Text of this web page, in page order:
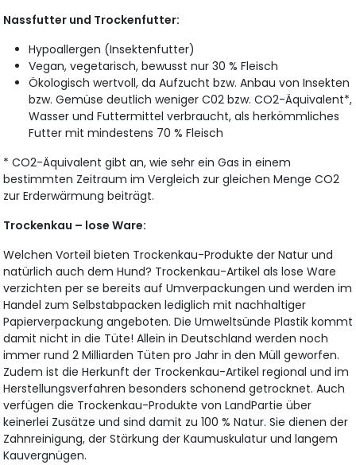
Nassfutter und Trockenfutter:
Hypoallergen (Insektenfutter)
Vegan, vegetarisch, bewusst nur 30 % Fleisch
Ökologisch wertvoll, da Aufzucht bzw. Anbau von Insekten
bzw. Gemüse deutlich weniger C02 bzw. CO2-Äquivalent*,
Wasser und Futtermittel verbraucht, als herkömmliches
Futter mit mindestens 70 % Fleisch
* CO2-Äquivalent gibt an, wie sehr ein Gas in einem
bestimmten Zeitraum im Vergleich zur gleichen Menge CO2
zur Erderwärmung beiträgt.
Trockenkau – lose Ware:
Welchen Vorteil bieten Trockenkau-Produkte der Natur und
natürlich auch dem Hund? Trockenkau-Artikel als lose Ware
verzichten per se bereits auf Umverpackungen und werden im
Handel zum Selbstabpacken lediglich mit nachhaltiger
Papierverpackung angeboten. Die Umweltsünde Plastik kommt
damit nicht in die Tüte! Allein in Deutschland werden noch
immer rund 2 Milliarden Tüten pro Jahr in den Müll geworfen.
Zudem ist die Herkunft der Trockenkau-Artikel regional und im
Herstellungsverfahren besonders schonend getrocknet. Auch
verfügen die Trockenkau-Produkte von LandPartie über
keinerlei Zusätze und sind damit zu 100 % Natur. Sie dienen der
Zahnreinigung, der Stärkung der Kaumuskulatur und langem
Kauvergnügen.